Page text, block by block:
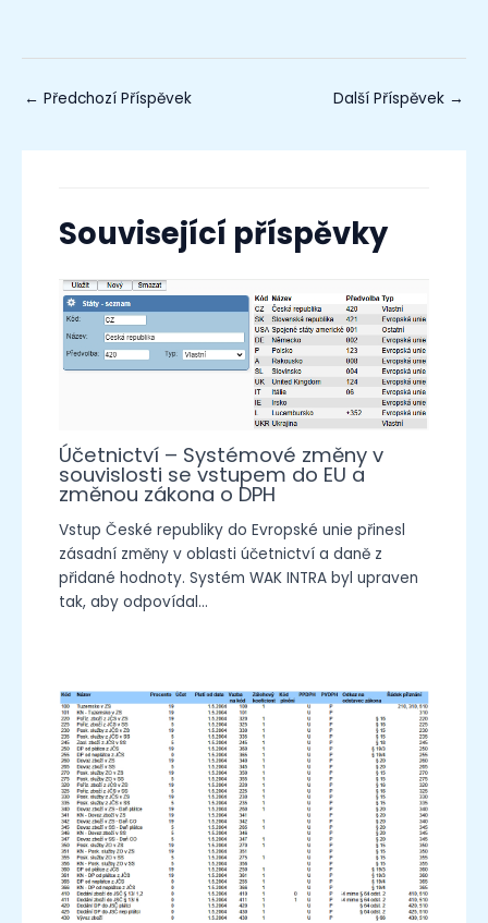
← Předchozí Příspěvek Další Příspěvek →
Související příspěvky
Účetnictví – Systémové změny v
souvislosti se vstupem do EU a
změnou zákona o DPH
Vstup České republiky do Evropské unie přinesl
zásadní změny v oblasti účetnictví a daně z
přidané hodnoty. Systém WAK INTRA byl upraven
tak, aby odpovídal…